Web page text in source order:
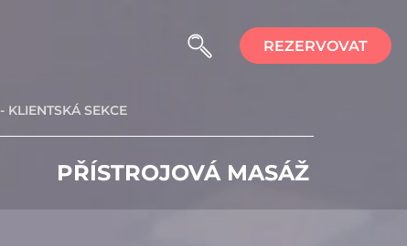
REZERVOVAT
- KLIENTSKÁ SEKCE
PŘÍSTROJOVÁ MASÁŽ